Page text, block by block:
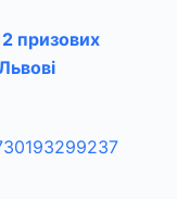
призових